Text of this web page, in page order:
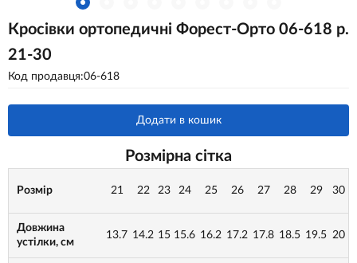
Кросівки ортопедичні Форест-Орто 06-618 р.
21-30
Код продавця:06-618
Додати в кошик
Розмірна сітка
Розмір 21 22 23 24 25 26 27 28 29 30
Довжина
устілки, см
13.7 14.2 15 15.6 16.2 17.2 17.8 18.5 19.5 20